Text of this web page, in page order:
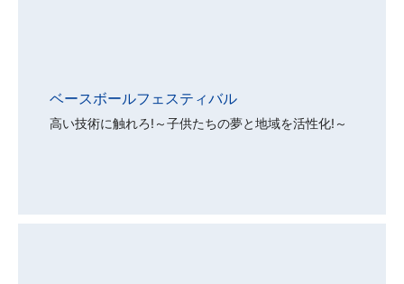
ベースボールフェスティバル
高い技術に触れろ!～子供たちの夢と地域を活性化!～